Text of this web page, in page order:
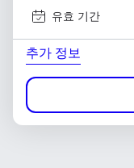
유효 기간
추가 정보